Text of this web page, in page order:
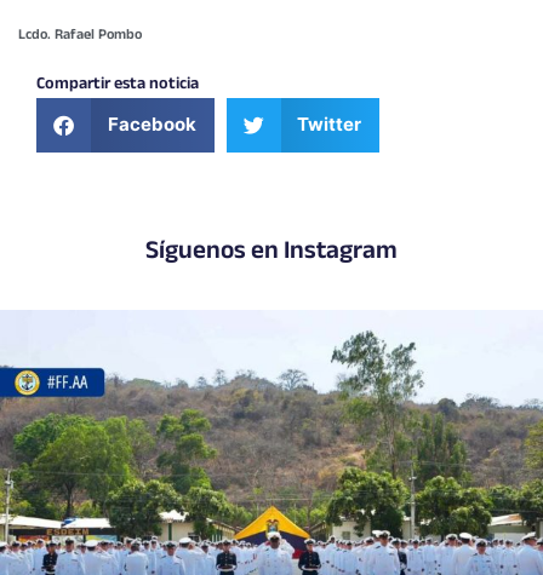
Lcdo. Rafael Pombo
Compartir esta noticia
Facebook Twitter
Síguenos en Instagram